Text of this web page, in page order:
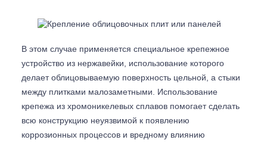
В этом случае применяется специальное крепежное
устройство из нержавейки, использование которого
делает облицовываемую поверхность цельной, а стыки
между плитками малозаметными. Использование
крепежа из хромоникелевых сплавов помогает сделать
всю конструкцию неуязвимой к появлению
коррозионных процессов и вредному влиянию